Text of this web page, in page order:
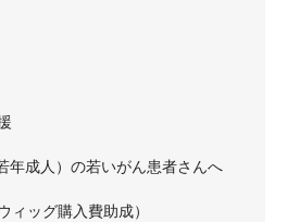
年成人）の若いがん患者さんへ
ィッグ購入費助成）